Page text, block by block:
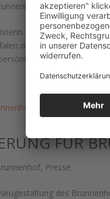
,Presse
Ina Scharrenbach
den Förderbescheid
FÜR
, Presse
des